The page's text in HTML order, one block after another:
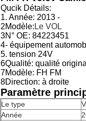
Qucik Détails:
1. Année: 2013 -
2Modèle: Le VOL
3N° OE: 84223451
4- équipement
5. tension 24V
6Qualité: qualité
7Modèle: FH FM
8Direction: à droite
Paramètre
Le type
Année